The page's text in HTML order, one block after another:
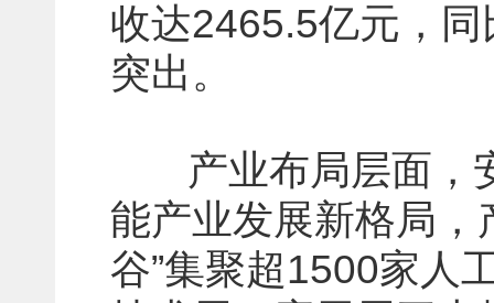
收达2465.5亿元，
突出。
产业布局层面，安
能产业发展新格局，
谷”集聚超1500家人